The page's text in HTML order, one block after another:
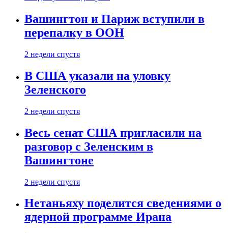
Вашингтон и Париж вступили в
перепалку в ООН
2 недели спустя
В США указали на уловку
Зеленского
2 недели спустя
Весь сенат США пригласили на
разговор с Зеленским в
Вашингтоне
2 недели спустя
Нетаньяху поделится сведениями о
ядерной программе Ирана